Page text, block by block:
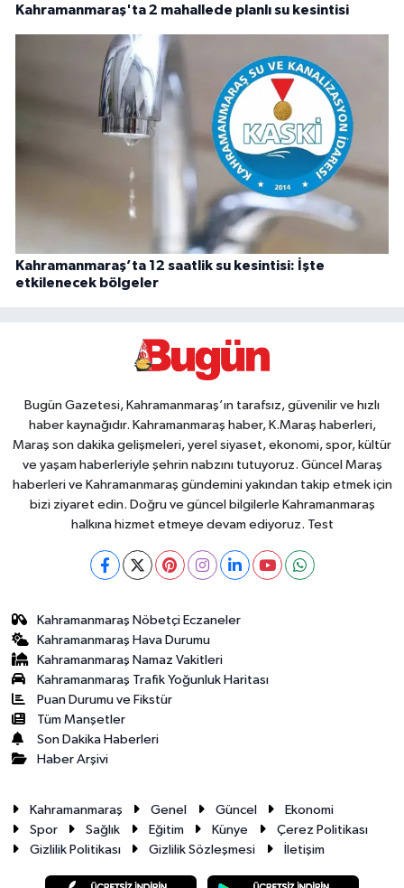
Kahramanmaraş'ta 2 mahallede planlı su kesintisi
Kahramanmaraş’ta 12 saatlik su kesintisi: İşte
etkilenecek bölgeler
Bugün Gazetesi, Kahramanmaraş’ın tarafsız, güvenilir ve hızlı
haber kaynağıdır. Kahramanmaraş haber, K.Maraş haberleri,
Maraş son dakika gelişmeleri, yerel siyaset, ekonomi, spor, kültür
ve yaşam haberleriyle şehrin nabzını tutuyoruz. Güncel Maraş
haberleri ve Kahramanmaraş gündemini yakından takip etmek için
bizi ziyaret edin. Doğru ve güncel bilgilerle Kahramanmaraş
halkına hizmet etmeye devam ediyoruz. Test
Kahramanmaraş Nöbetçi Eczaneler
Kahramanmaraş Hava Durumu
Kahramanmaraş Namaz Vakitleri
Kahramanmaraş Trafik Yoğunluk Haritası
Puan Durumu ve Fikstür
Tüm Manşetler
Son Dakika Haberleri
Haber Arşivi
Kahramanmaraş Genel Güncel
Ekonomi
Spor
Sağlık Eğitim Künye
Çerez Politikası
Gizlilik Politikası
Gizlilik Sözleşmesi İletişim